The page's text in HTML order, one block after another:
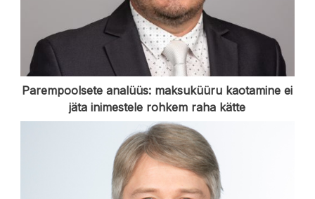
Parempoolsete analüüs: maksuküüru kaotamine ei
jäta inimestele rohkem raha kätte